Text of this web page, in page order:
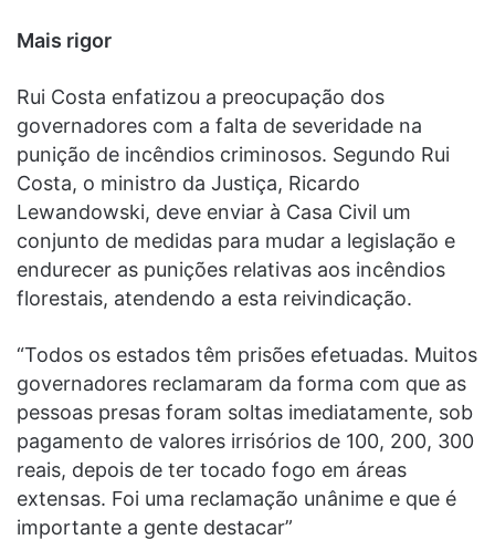
Mais rigor
Rui Costa enfatizou a preocupação dos
governadores com a falta de severidade na
punição de incêndios criminosos. Segundo Rui
Costa, o ministro da Justiça, Ricardo
Lewandowski, deve enviar à Casa Civil um
conjunto de medidas para mudar a legislação e
endurecer as punições relativas aos incêndios
florestais, atendendo a esta reivindicação.
“Todos os estados têm prisões efetuadas. Muitos
governadores reclamaram da forma com que as
pessoas presas foram soltas imediatamente, sob
pagamento de valores irrisórios de 100, 200, 300
reais, depois de ter tocado fogo em áreas
extensas. Foi uma reclamação unânime e que é
importante a gente destacar”